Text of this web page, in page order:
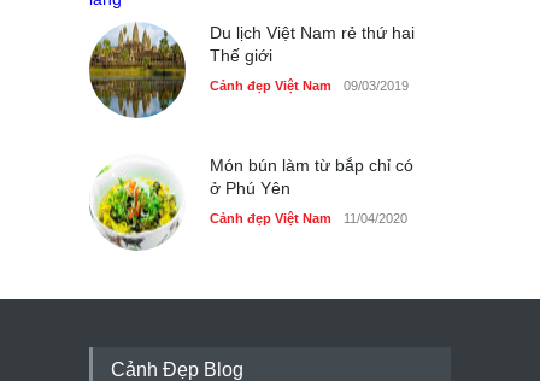
Những món ăn đồng quê
dân dã ở Sài Gòn
Cảnh đẹp Việt Nam 25/04/2020
nhà giáo tại Đầm Sen
Cảnh đẹp Việt Nam
Du lịch Việt Nam rẻ thứ hai
Thế giới
Cảnh đẹp Việt Nam 09/03/2019
Món bún làm từ bắp chỉ có
ở Phú Yên
Cảnh đẹp Việt Nam 11/04/2020
Cảnh Đẹp Blog